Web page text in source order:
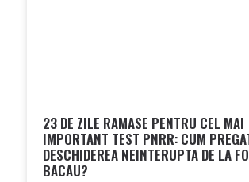
23 DE ZILE RAMASE PENTRU CEL MAI
IMPORTANT TEST PNRR: CUM
DESCHIDEREA NEINTERUPTA DE LA
BACAU?